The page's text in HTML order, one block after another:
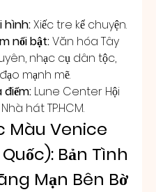
hình: Xiếc tre kể chuyện.
nổi bật: Văn hóa Tây
nhạc cụ dân tộc,
mạnh mẽ.
Lune Center Hội
hát TP.HCM.
Màu Venice
Bản Tình
Mạn Bên Bờ